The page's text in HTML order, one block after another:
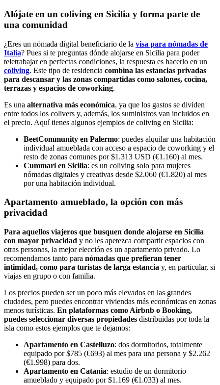
Alójate en un coliving en Sicilia y forma parte de
una comunidad
¿Eres un nómada digital beneficiario de la visa para nómadas de
Italia? Pues si te preguntas dónde alojarse en Sicilia para poder
teletrabajar en perfectas condiciones, la respuesta es hacerlo en un
coliving. Este tipo de residencia combina las estancias privadas
para descansar y las zonas compartidas como salones, cocina,
terrazas y espacios de coworking.
Es una alternativa más económica, ya que los gastos se dividen
entre todos los colivers y, además, los suministros van incluidos en
el precio. Aquí tienes algunos ejemplos de coliving en Sicilia:
BeetCommunity en Palermo: puedes alquilar una habitación
individual amueblada con acceso a espacio de coworking y el
resto de zonas comunes por $1.313 USD (€1.160) al mes.
Cummari en Sicilia: es un coliving solo para mujeres
nómadas digitales y creativas desde $2.060 (€1.820) al mes
por una habitación individual.
Apartamento amueblado, la opción con más
privacidad
Para aquellos viajeros que busquen donde alojarse en Sicilia
con mayor privacidad y no les apetezca compartir espacios con
otras personas, la mejor elección es un apartamento privado. Lo
recomendamos tanto para nómadas que prefieran tener
intimidad, como para turistas de larga estancia y, en particular, si
viajas en grupo o con familia.
Los precios pueden ser un poco más elevados en las grandes
ciudades, pero puedes encontrar viviendas más económicas en zonas
menos turísticas. En plataformas como Airbnb o Booking,
puedes seleccionar diversas propiedades distribuidas por toda la
isla como estos ejemplos que te dejamos:
Apartamento en Castelluzo: dos dormitorios, totalmente
equipado por $785 (€693) al mes para una persona y $2.262
(€1.998) para dos.
Apartamento en Catania: estudio de un dormitorio
amueblado y equipado por $1.169 (€1.033) al mes.